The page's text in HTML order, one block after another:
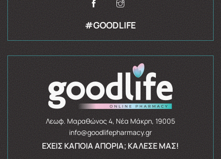
#GOODLIFE
Λεωφ. Μαραθώνος 4, Νέα Μάκρη, 19005
info@goodlifepharmacy.gr
ΈΧΕΙΣ ΚΆΠΟΙΑ ΑΠΟΡΊΑ; ΚΆΛΕΣΈ ΜΑΣ!